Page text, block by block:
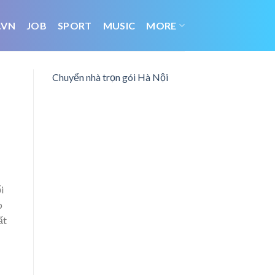
JOB SPORT MUSIC MORE
Chuyển nhà trọn gói Hà Nội